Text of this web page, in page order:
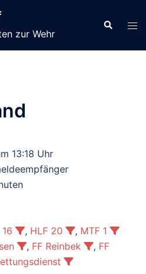
zur Wehr
Suche
13:18 Uhr
16 , HLF 20 , MTF 1
, FF Reinbek , FF